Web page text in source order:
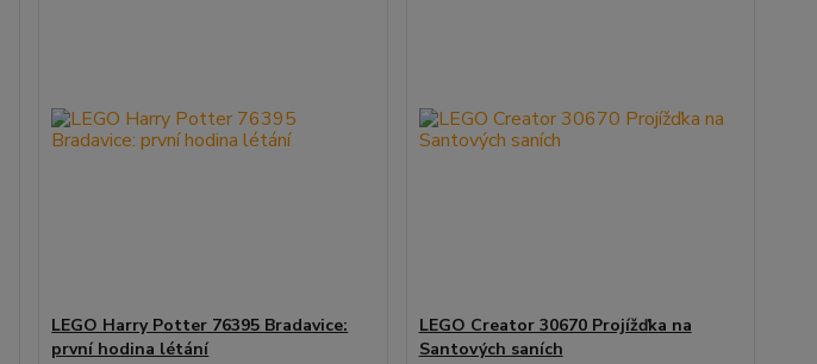
LEGO Harry Potter 76395 Bradavice:
první hodina létání
LEGO Creator 30670 Projížďka na
Santových saních